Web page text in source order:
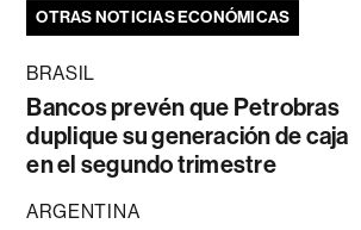
OTRAS NOTICIAS ECONÓMICAS
BRASIL
Bancos prevén que Petrobras
duplique su generación de caja
en el segundo trimestre
ARGENTINA